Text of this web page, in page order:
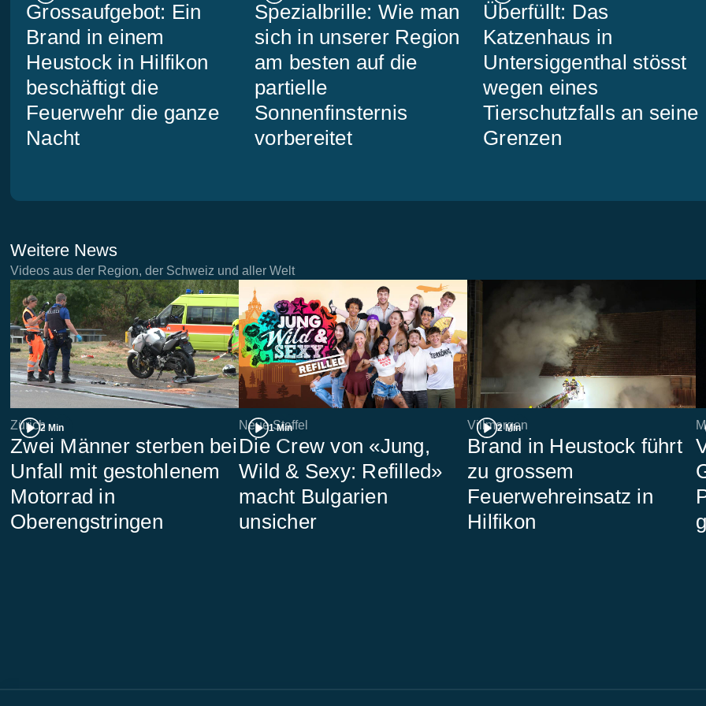
Grossaufgebot: Ein
Brand in einem
Heustock in Hilfikon
beschäftigt die
Feuerwehr die ganze
Nacht
Spezialbrille: Wie man
sich in unserer Region
am besten auf die
partielle
Sonnenfinsternis
vorbereitet
Überfüllt: Das
Katzenhaus in
Untersiggenthal stösst
wegen eines
Tierschutzfalls an seine
Grenzen
Weitere News
Videos aus der Region, der Schweiz und aller Welt
2 Min
Zürich
Zwei Männer sterben bei
Unfall mit gestohlenem
Motorrad in
Oberengstringen
1 Min
Neue Staffel
Die Crew von «Jung,
Wild & Sexy: Refilled»
macht Bulgarien
unsicher
2 Min
Villmergen
Brand in Heustock führt
zu grossem
Feuerwehreinsatz in
Hilfikon